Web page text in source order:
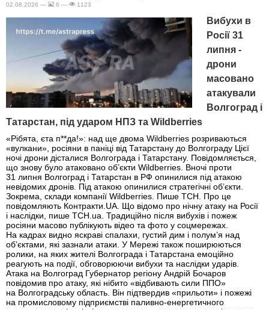
02.08.2026 — 6 — 1123
Вибухи в
Росії 31
липня -
дрони
масовано
атакували
Волгоград і
Татарстан, під ударом НПЗ та Wildberries
«Рібята, єта п**да!»: над ще двома Wildberries розриваються
«вулкани», росіяни в паніці від Татарстану до Волгограду Цієї
ночі дрони дісталися Волгограда і Татарстану. Повідомляється,
що знову було атаковано об’єкти Wildberries. Вночі проти
31 липня Волгоград і Татарстан в РФ опинилися під атакою
невідомих дронів. Під атакою опинилися стратегічні об’єкти.
Зокрема, склади компанії Wildberries. Пише ТСН. Про це
повідомляють Контракти.UA. Що відомо про нічну атаку на Росії
і наслідки, пише ТСН.ua. Традиційно після вибухів і пожеж
росіяни масово публікують відео та фото у соцмережах.
На кадрах видно яскраві спалахи, густий дим і полум’я над
об’єктами, які зазнали атаки. У Мережі також поширюються
ролики, на яких жителі Волгограда і Татарстана емоційно
реагують на події, обговорюючи вибухи та наслідки ударів.
Атака на Волгоград Губернатор регіону Андрій Бочаров
повідомив про атаку, які нібито «відбивають сили ППО»
на Волгоградську область. Він підтвердив «прильоти» і пожежі
на промисловому підприємстві паливно-енергетичного